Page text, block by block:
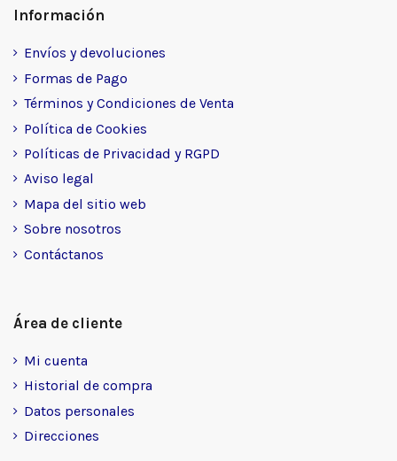
Información
Envíos y devoluciones
Formas de Pago
Términos y Condiciones de Venta
Política de Cookies
Políticas de Privacidad y RGPD
Aviso legal
Mapa del sitio web
Sobre nosotros
Contáctanos
Área de cliente
Mi cuenta
Historial de compra
Datos personales
Direcciones